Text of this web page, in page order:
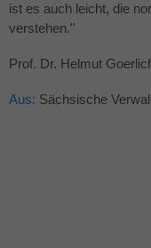
ist es auch leicht, die
verstehen."
Prof. Dr. Helmut
Aus: Sächsische